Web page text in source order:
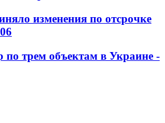
изменения по отсрочке
по трем объектам в Украине -